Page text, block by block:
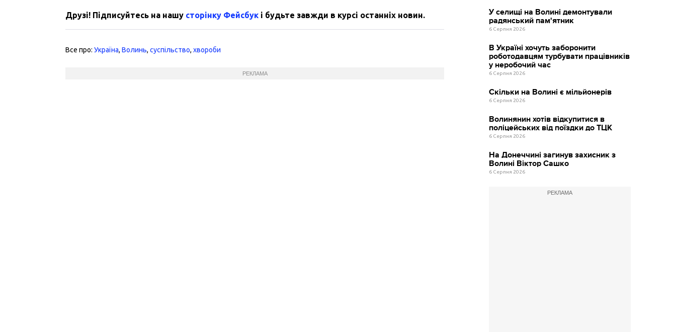
Друзі! Підписуйтесь на нашу сторінку Фейсбук і будьте завжди в курсі останніх новин.
Все про:Україна,Волинь,суспільство,хвороби
РЕКЛАМА
У селищі на Волині демонтували
радянський пам'ятник
6 Серпня 2026
В Україні хочуть заборонити
роботодавцям турбувати працівників
у неробочий час
6 Серпня 2026
Скільки на Волині є мільйонерів
6 Серпня 2026
Волинянин хотів відкупитися в
поліцейських від поїздки до ТЦК
6 Серпня 2026
На Донеччині загинув захисник з
Волині Віктор Сашко
6 Серпня 2026
РЕКЛАМА